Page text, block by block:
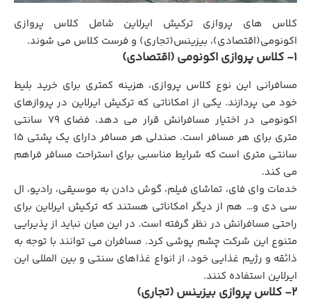
کلاس های پروازی ترکیش ایرلاین شامل کلاس پروازی
اکونومی(اقتصادی)، بیزینس(تجاری) و فرست کلاس می شوند.
1- کلاس پروازی اکونومی (اقتصادی)
مسافرانی این نوع کلاس پروازی، هزینه کمتری برای خرید بلیط
خود می پردازند. یکی از امکاناتی که ترکیش ایرلاین در پروازهای
اکونومی در اختیار مسافرانش قرار می دهد، فضای 79 سانتی
متری برای هر مسافر است. صندلی هر مسافر دارای یک پشتی 15
سانتی متری است که شرایط مناسبی برای استراحت مسافر فراهم
می کند.
خدمات وای فای، تماشای فیلم، گوش دادن به موسیقی، رادیو، ال
سی دی و… هم از دیگر امکاناتی هستند که ترکیش ایرلاین برای
راحتی مسافرانش در نظر گرفته است. در این میان نباید از پذیرایی
متنوع این شرکت چشم پوشی کرد. مسافران می توانند با توجه به
ذائقه و رژیم غذایی خود، از انواع غذاهای سنتی و بین المللی این
ایرلاین استفاده کنند.
2- کلاس پروازی بیزینس (تجاری)